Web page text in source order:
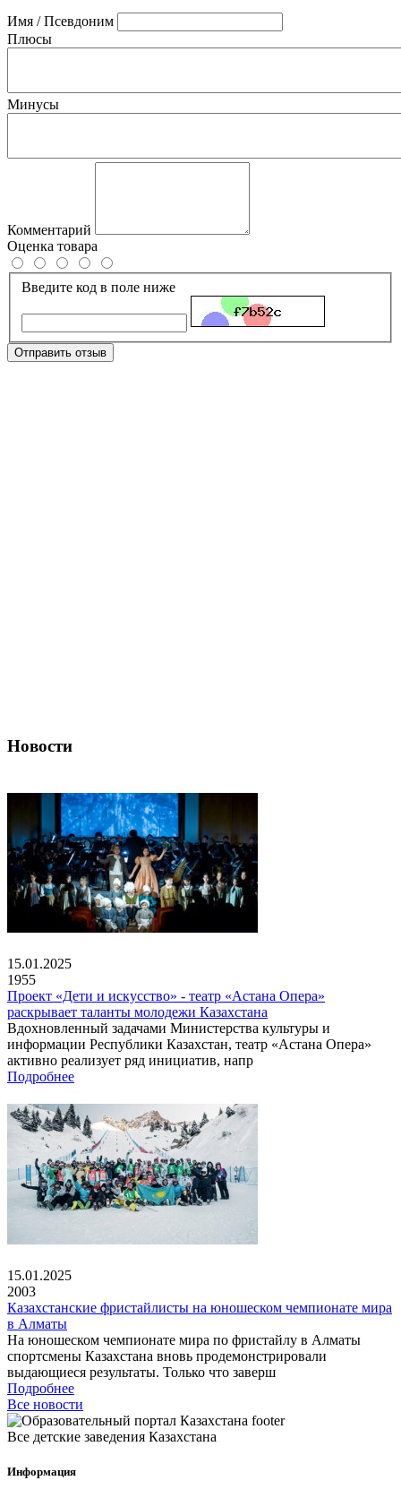
Имя / Псевдоним
Плюсы
Минусы
Комментарий
Оценка товара
Введите код в поле ниже
Отправить отзыв
Новости
15.01.2025
1955
Проект «Дети и искусство» - театр «Астана Опера»
раскрывает таланты молодежи Казахстана
Вдохновленный задачами Министерства культуры и
информации Республики Казахстан, театр «Астана Опера»
активно реализует ряд инициатив, напр
Подробнее
15.01.2025
2003
Казахстанские фристайлисты на юношеском чемпионате мира
в Алматы
На юношеском чемпионате мира по фристайлу в Алматы
спортсмены Казахстана вновь продемонстрировали
выдающиеся результаты. Только что заверш
Подробнее
Все новости
Все детские заведения Казахстана
Информация